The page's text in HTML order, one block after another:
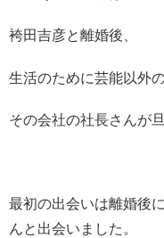
袴田吉彦と離婚後、
生活のために芸能以外
その会社の社長さんが
最初の出会いは離婚後
んと出会いました。